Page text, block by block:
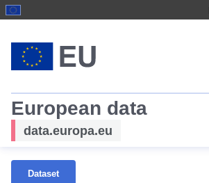
European data
data.europa.eu
Dataset